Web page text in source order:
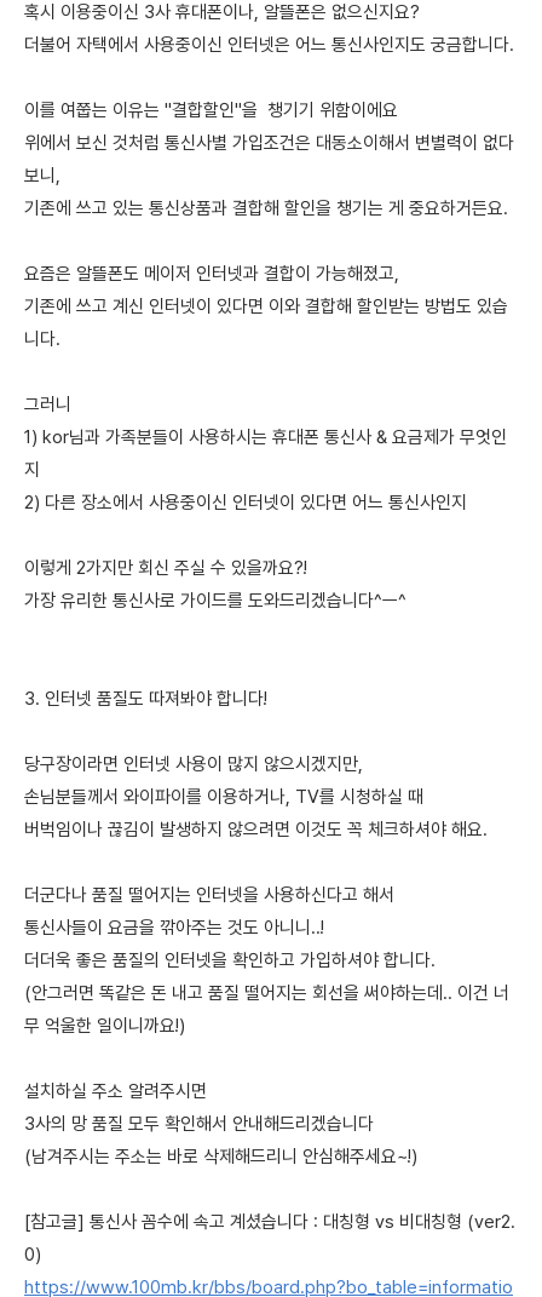
혹시 이용중이신 3사 휴대폰이나, 알뜰폰은 없으신지요?
더불어 자택에서 사용중이신 인터넷은 어느 통신사인지도 궁금합니다.
이를 여쭙는 이유는 "결합할인"을 챙기기 위함이에요
위에서 보신 것처럼 통신사별 가입조건은 대동소이해서 변별력이 없다
보니,
기존에 쓰고 있는 통신상품과 결합해 할인을 챙기는 게 중요하거든요.
요즘은 알뜰폰도 메이저 인터넷과 결합이 가능해졌고,
기존에 쓰고 계신 인터넷이 있다면 이와 결합해 할인받는 방법도 있습
니다.
그러니
1) kor님과 가족분들이 사용하시는 휴대폰 통신사 & 요금제가 무엇인
지
2) 다른 장소에서 사용중이신 인터넷이 있다면 어느 통신사인지
이렇게 2가지만 회신 주실 수 있을까요?!
가장 유리한 통신사로 가이드를 도와드리겠습니다^ㅡ^
3. 인터넷 품질도 따져봐야 합니다!
당구장이라면 인터넷 사용이 많지 않으시겠지만,
손님분들께서 와이파이를 이용하거나, TV를 시청하실 때
버벅임이나 끊김이 발생하지 않으려면 이것도 꼭 체크하셔야 해요.
더군다나 품질 떨어지는 인터넷을 사용하신다고 해서
통신사들이 요금을 깎아주는 것도 아니니..!
더더욱 좋은 품질의 인터넷을 확인하고 가입하셔야 합니다.
(안그러면 똑같은 돈 내고 품질 떨어지는 회선을 써야하는데.. 이건 너
무 억울한 일이니까요!)
설치하실 주소 알려주시면
3사의 망 품질 모두 확인해서 안내해드리겠습니다
(남겨주시는 주소는 바로 삭제해드리니 안심해주세요~!)
[참고글] 통신사 꼼수에 속고 계셨습니다 : 대칭형 vs 비대칭형 (ver2.
0)
https://www.100mb.kr/bbs/board.php?bo_table=informatio